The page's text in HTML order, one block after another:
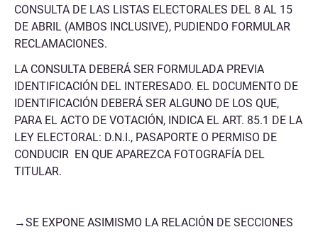
CONSULTA DE LAS LISTAS ELECTORALES DEL 8 AL 15
DE ABRIL (AMBOS INCLUSIVE), PUDIENDO FORMULAR
RECLAMACIONES.
LA CONSULTA DEBERÁ SER FORMULADA PREVIA
IDENTIFICACIÓN DEL INTERESADO. EL DOCUMENTO DE
IDENTIFICACIÓN DEBERÁ SER ALGUNO DE LOS QUE,
PARA EL ACTO DE VOTACIÓN, INDICA EL ART. 85.1 DE LA
LEY ELECTORAL: D.N.I., PASAPORTE O PERMISO DE
CONDUCIR EN QUE APAREZCA FOTOGRAFÍA DEL
TITULAR.
→SE EXPONE ASIMISMO LA RELACIÓN DE SECCIONES